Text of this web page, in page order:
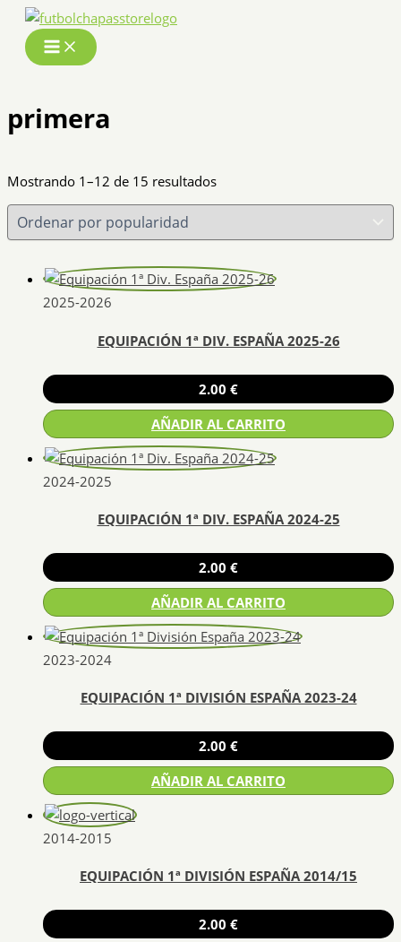
contenido
primera
Mostrando 1–12 de 15 resultadosOrdenado
por
2025-2026
EQUIPACIÓN 1ª DIV. ESPAÑA 2025-26
2.00 €
AÑADIR AL CARRITO
2024-2025
EQUIPACIÓN 1ª DIV. ESPAÑA 2024-25
2.00 €
AÑADIR AL CARRITO
2023-2024
EQUIPACIÓN 1ª DIVISIÓN ESPAÑA 2023-24
2.00 €
AÑADIR AL CARRITO
2014-2015
EQUIPACIÓN 1ª DIVISIÓN ESPAÑA 2014/15
2.00 €